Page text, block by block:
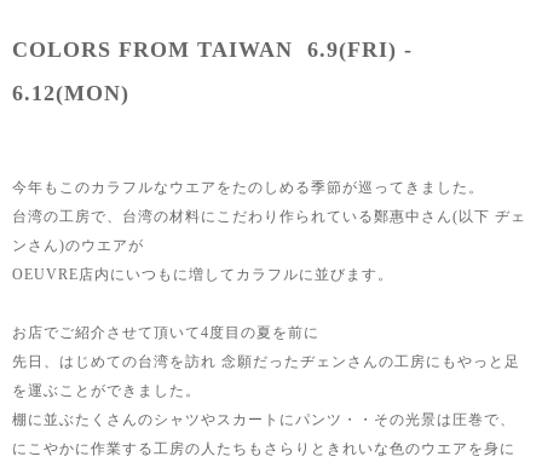
COLORS FROM TAIWAN 6.9(FRI) -
6.12(MON)
今年もこのカラフルなウエアをたのしめる季節が巡ってきました。
台湾の工房で、台湾の材料にこだわり作られている鄭惠中さん(以下 ヂェ
ンさん)のウエアが
OEUVRE店内にいつもに増してカラフルに並びます。
お店でご紹介させて頂いて4度目の夏を前に
先日、はじめての台湾を訪れ 念願だったヂェンさんの工房にもやっと足
を運ぶことができました。
棚に並ぶたくさんのシャツやスカートにパンツ・・その光景は圧巻で、
にこやかに作業する工房の人たちもさらりときれいな色のウエアを身に